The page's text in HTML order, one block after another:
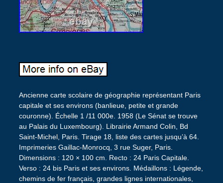
Ancienne carte scolaire de géographie représentant Paris
capitale et ses environs (banlieue, petite et grande
couronne). Échelle 1 /11 000e. 1958 (Le Sénat se trouve
au Palais du Luxembourg). Librairie Armand Colin, Bd
Saint-Michel, Paris. Tirage 18, liste des cartes jusqu’à 64.
Imprimeries Gaillac-Monrocq, 3 rue Suger, Paris.
Dimensions : 120 × 100 cm. Recto : 24 Paris Capitale.
Verso : 24 bis Paris et ses environs. Médaillons : Légende,
chemins de fer français, grandes lignes internationales,